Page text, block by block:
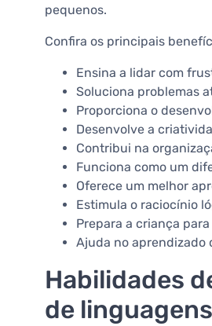
pequenos.
Confira os principais
Ensina a lidar com
Soluciona problemas
Proporciona o
Desenvolve a
Contribui na
Funciona como um
Oferece um melhor
Estimula o raciocínio
Prepara a criança
Ajuda no aprendizado
Habilidades
de